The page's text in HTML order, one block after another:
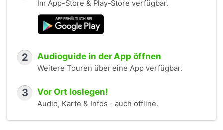
Im App-Store & Play-Store verfügbar.
2 Audioguide in der App öffnen
Weitere Touren über eine App verfügbar.
3 Vor Ort loslegen!
Audio, Karte & Infos - auch offline.